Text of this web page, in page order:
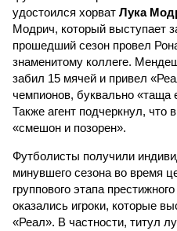
удостоился хорват Лука
Модрич, который выступает
прошедший сезон провел
знаменитому коллеге.
забил 15 мячей и привел
чемпионов, буквально «таща
Также агент подчеркнул,
«смешон и позорен».
Футболисты получили
минувшего сезона во время
группового этапа
оказались игроки, которые
«Реал». В частности, титул